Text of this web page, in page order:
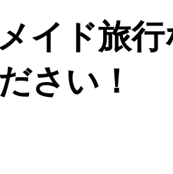
イド旅
さい！